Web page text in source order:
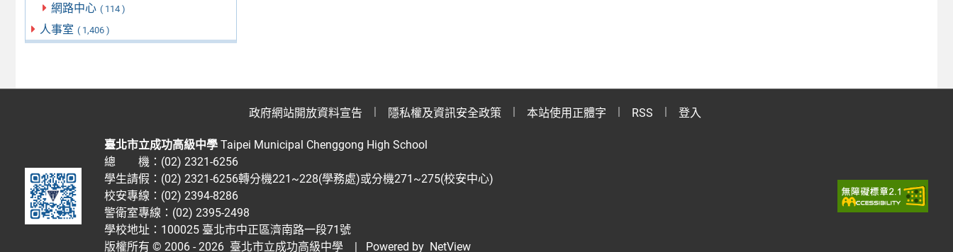
網路中心 ( 114 )
人事室 ( 1,406 )
政府網站開放資料宣告 隱私權及資訊安全政策 本站使用正體字 RSS 登入
臺北市立成功高級中學Taipei Municipal Chenggong High School
總 機：(02) 2321-6256
學生請假：(02) 2321-6256轉分機221~228(學務處)或分機271~275(校安中心)
校安專線：(02) 2394-8286
警衛室專線：(02) 2395-2498
學校地址：100025 臺北市中正區濟南路一段71號
版權所有 © 2006 - 2026臺北市立成功高級中學 | Powered by NetView